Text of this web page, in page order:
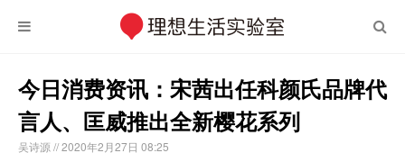
今日消费资讯：宋茜出任科颜氏品牌代
言人、匡威推出全新樱花系列
吴诗源 // 2020年2月27日 08:25